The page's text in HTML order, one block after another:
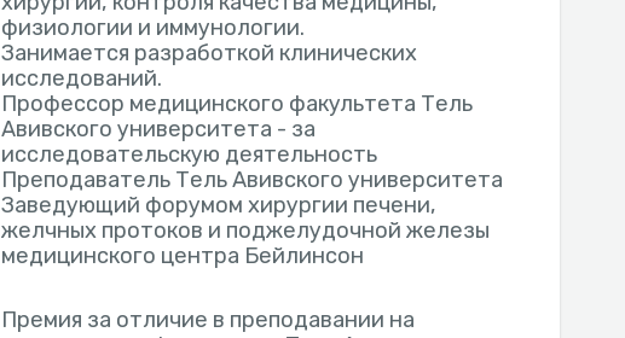
физиологии и иммунологии.
Занимается разработкой клинических
исследований.
Профессор медицинского факультета Тель
Авивского университета - за
исследовательскую деятельность
Преподаватель Тель Авивского университета
Заведующий форумом хирургии печени,
желчных протоков и поджелудочной железы
медицинского центра Бейлинсон
Премия за отличие в преподавании на